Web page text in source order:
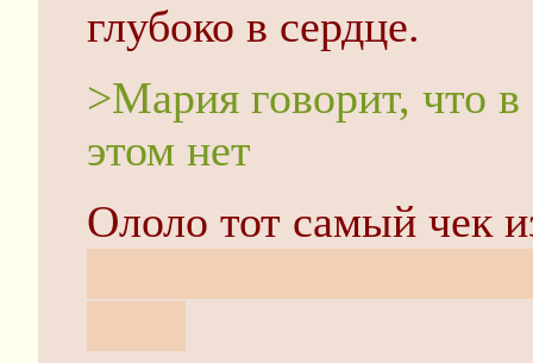
глубоко в сердце.
>Мария говорит, что
этом нет
Ололо тот самый чек